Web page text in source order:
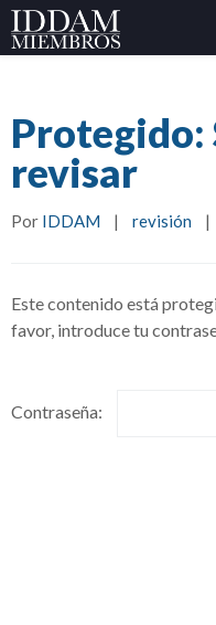
Protegido:
revisar
Por IDDAM | revisión |
Este contenido está
favor, introduce tu
Contraseña: